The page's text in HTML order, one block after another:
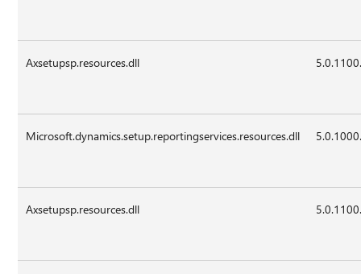
Axsetupsp.resources.dll
Microsoft.dynamics.setup.reportingservices.resources.dll
Axsetupsp.resources.dll